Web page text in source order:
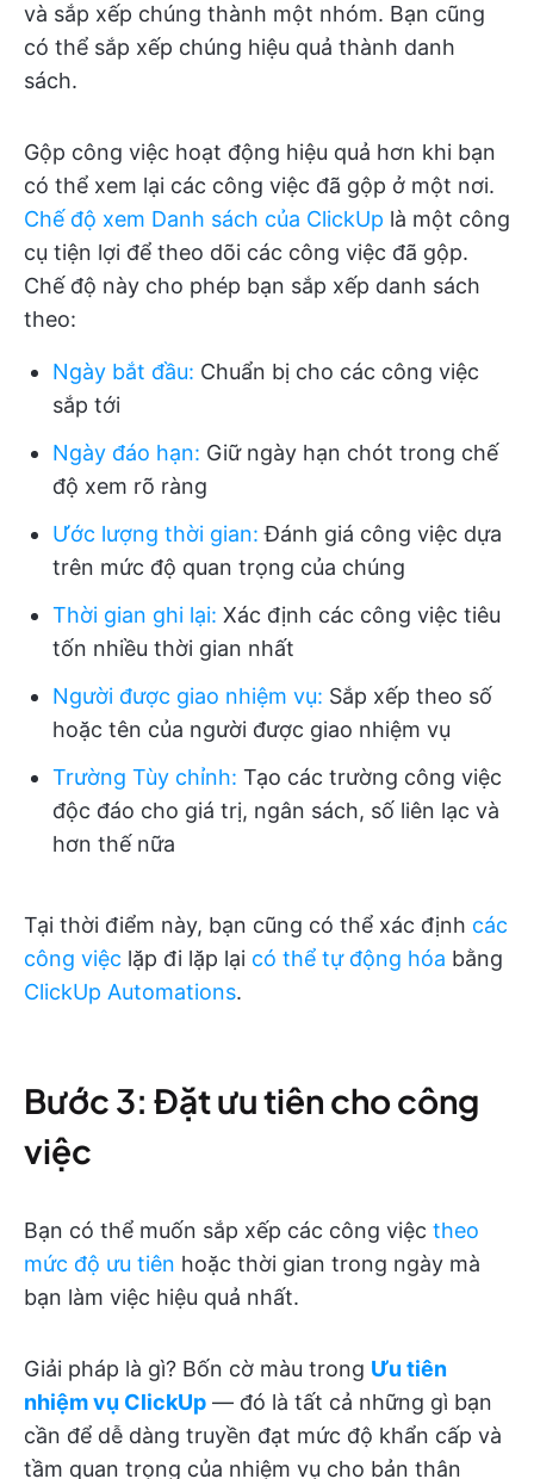
và sắp xếp chúng thành một nhóm. Bạn cũng
có thể sắp xếp chúng hiệu quả thành danh
sách.
Gộp công việc hoạt động hiệu quả hơn khi bạn
có thể xem lại các công việc đã gộp ở một nơi.
Chế độ xem Danh sách của ClickUp là một công
cụ tiện lợi để theo dõi các công việc đã gộp.
Chế độ này cho phép bạn sắp xếp danh sách
theo:
Ngày bắt đầu: Chuẩn bị cho các công việc
sắp tới
Ngày đáo hạn: Giữ ngày hạn chót trong chế
độ xem rõ ràng
Ước lượng thời gian: Đánh giá công việc dựa
trên mức độ quan trọng của chúng
Thời gian ghi lại: Xác định các công việc tiêu
tốn nhiều thời gian nhất
Người được giao nhiệm vụ: Sắp xếp theo số
hoặc tên của người được giao nhiệm vụ
Trường Tùy chỉnh: Tạo các trường công việc
độc đáo cho giá trị, ngân sách, số liên lạc và
hơn thế nữa
Tại thời điểm này, bạn cũng có thể xác định các
công việc lặp đi lặp lại có thể tự động hóa bằng
ClickUp Automations.
Bước 3: Đặt ưu tiên cho công
việc
Bạn có thể muốn sắp xếp các công việc theo
mức độ ưu tiên hoặc thời gian trong ngày mà
bạn làm việc hiệu quả nhất.
Giải pháp là gì? Bốn cờ màu trong Ưu tiên
nhiệm vụ ClickUp — đó là tất cả những gì bạn
cần để dễ dàng truyền đạt mức độ khẩn cấp và
tầm quan trọng của nhiệm vụ cho bản thân